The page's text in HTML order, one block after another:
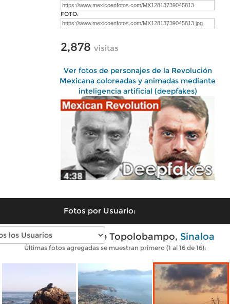
FOTO:
2,878 visitas
Ver fotos de personajes de la Revolución
Mexicana coloreadas y animadas mediante
inteligencia artificial (deepfakes)
Fotos por Usuario:
Fotos modernas de Topolobampo, Sinaloa
Últimas fotos agregadas se muestran primero (1 al 16 de 16):